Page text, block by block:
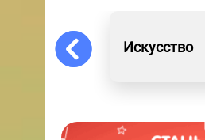
Искусство